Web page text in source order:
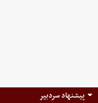
پیشنهاد سردبیر